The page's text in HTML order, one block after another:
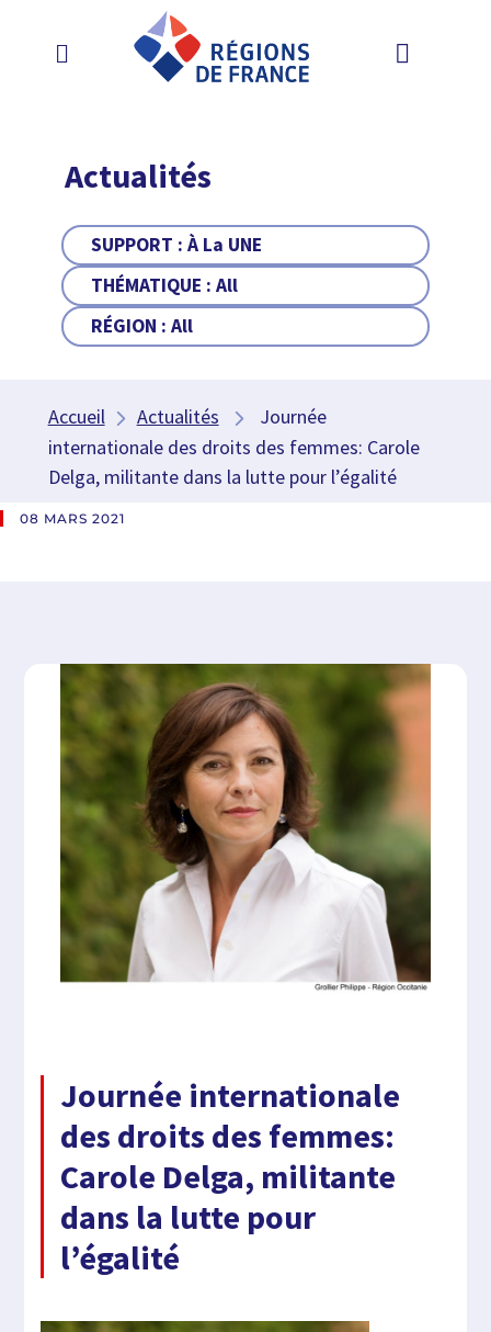
Actualités
SUPPORT :À La UNE
THÉMATIQUE :All
RÉGION :All
Accueil Actualités
Journée
internationale des droits des femmes: Carole
Delga, militante dans la lutte pour l’égalité
08 MARS 2021
Journée internationale
des droits des femmes:
Carole Delga, militante
dans la lutte pour
l’égalité